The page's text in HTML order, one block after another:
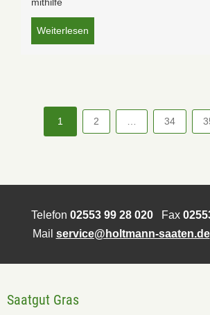
Weiterlesen
1 2 34
Telefon 02553 99 28 020Fax
Mail service@holtmann-saaten.de
Saatgut Gras